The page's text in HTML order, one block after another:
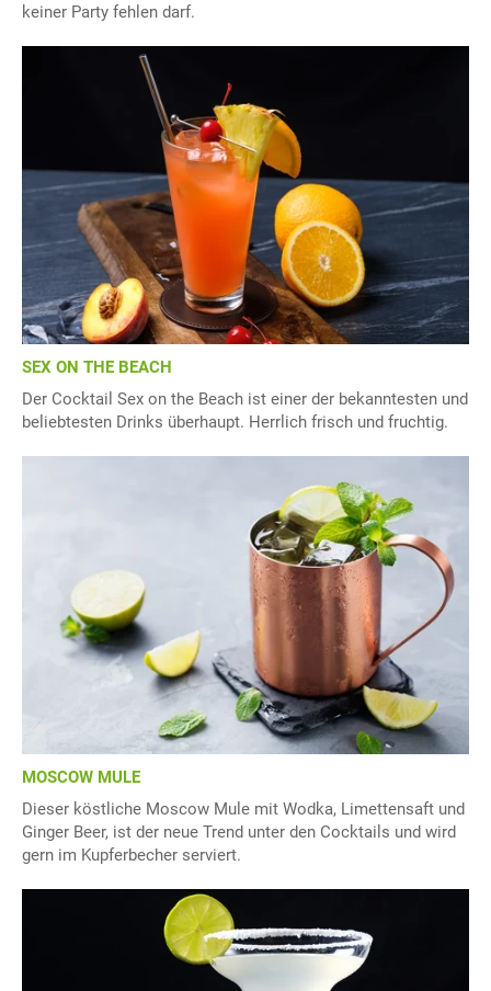
keiner Party fehlen darf.
SEX ON THE BEACH
Der Cocktail Sex on the Beach ist einer der bekanntesten und
beliebtesten Drinks überhaupt. Herrlich frisch und fruchtig.
MOSCOW MULE
Dieser köstliche Moscow Mule mit Wodka, Limettensaft und
Ginger Beer, ist der neue Trend unter den Cocktails und wird
gern im Kupferbecher serviert.